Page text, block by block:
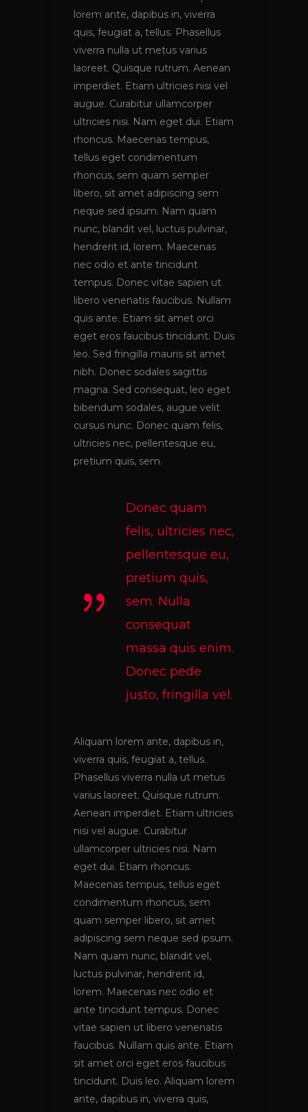
lorem ante, dapibus in, viverra
quis, feugiat a, tellus. Phasellus
viverra nulla ut metus varius
laoreet. Quisque rutrum. Aenean
imperdiet. Etiam ultricies nisi vel
augue. Curabitur ullamcorper
ultricies nisi. Nam eget dui. Etiam
rhoncus. Maecenas tempus,
tellus eget condimentum
rhoncus, sem quam semper
libero, sit amet adipiscing sem
neque sed ipsum. Nam quam
nunc, blandit vel, luctus pulvinar,
hendrerit id, lorem. Maecenas
nec odio et ante tincidunt
tempus. Donec vitae sapien ut
libero venenatis faucibus. Nullam
quis ante. Etiam sit amet orci
eget eros faucibus tincidunt. Duis
leo. Sed fringilla mauris sit amet
nibh. Donec sodales sagittis
magna. Sed consequat, leo eget
bibendum sodales, augue velit
cursus nunc. Donec quam felis,
ultricies nec, pellentesque eu,
pretium quis, sem.
Donec quam
felis, ultricies nec,
pellentesque eu,
pretium quis,
sem. Nulla
consequat
massa quis enim.
Donec pede
justo, fringilla vel.
Aliquam lorem ante, dapibus in,
viverra quis, feugiat a, tellus.
Phasellus viverra nulla ut metus
varius laoreet. Quisque rutrum.
Aenean imperdiet. Etiam ultricies
nisi vel augue. Curabitur
ullamcorper ultricies nisi. Nam
eget dui. Etiam rhoncus.
Maecenas tempus, tellus eget
condimentum rhoncus, sem
quam semper libero, sit amet
adipiscing sem neque sed ipsum.
Nam quam nunc, blandit vel,
luctus pulvinar, hendrerit id,
lorem. Maecenas nec odio et
ante tincidunt tempus. Donec
vitae sapien ut libero venenatis
faucibus. Nullam quis ante. Etiam
sit amet orci eget eros faucibus
tincidunt. Duis leo. Aliquam lorem
ante, dapibus in, viverra quis,